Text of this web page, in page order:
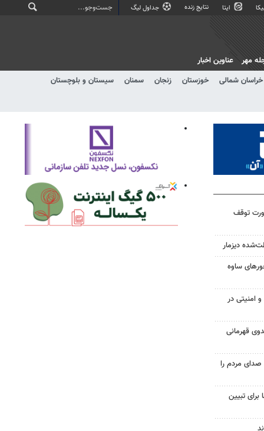
ایتا نتایج زنده جداول لیگ
خراسان شمالی خوزستان زنجان سمنان
سیستان و بلوچستان
مهر عناوین اخبار
توقف
دیزمار
ساوه
امنیتی در
قهرمانی
مردم را
تبیین